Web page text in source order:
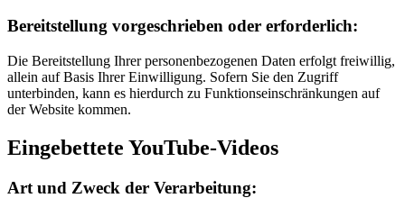
Bereitstellung vorgeschrieben oder erforderlich:
Die Bereitstellung Ihrer personenbezogenen Daten erfolgt freiwillig,
allein auf Basis Ihrer Einwilligung. Sofern Sie den Zugriff
unterbinden, kann es hierdurch zu Funktionseinschränkungen auf
der Website kommen.
Eingebettete YouTube-Videos
Art und Zweck der Verarbeitung: